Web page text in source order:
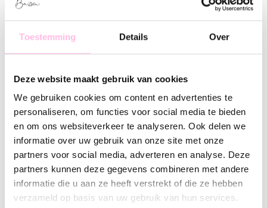
Toestemming Details Over
Deze website maakt gebruik van cookies
We gebruiken cookies om content en advertenties te
personaliseren, om functies voor social media te bieden
en om ons websiteverkeer te analyseren. Ook delen we
informatie over uw gebruik van onze site met onze
partners voor social media, adverteren en analyse. Deze
partners kunnen deze gegevens combineren met andere
informatie die u aan ze heeft verstrekt of die ze hebben
verzameld op basis van uw gebruik van hun services.
WISHCARDS WITH BRACELETS ♥ Een liefdevolle
boodschap met een mooi cadeautje
bijpassende armbandjes! Perfect om iemand te feliciteren,
succes te wensen, een hart onder de riem te steken of
gewoon te laten weten dat hij/zij geweldig is!
Op de achterkant van het kaartje is er ruimte voor een kort
persoonlijk berichtje, zodat jouw wens extra speciaal wordt.
Het bijgevoegde armbandje maakt het een blijvende
herinnering aan jouw lieve woorden. Een klein gebaar met